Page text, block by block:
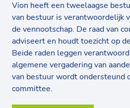
Vion heeft een tweelaagse
van bestuur is verantwoordelijk
de vennootschap. De raad van
adviseert en houdt toezicht op
Beide raden leggen
algemene vergadering van
van bestuur wordt ondersteund
committee.